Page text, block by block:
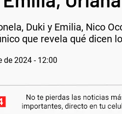
Duki y Emilia, Nico
que revela qué dicen
de 2024 - 12:00